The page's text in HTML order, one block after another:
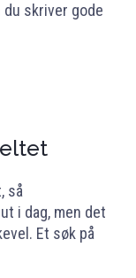
du skriver gode
så
i dag, men det
Et søk på